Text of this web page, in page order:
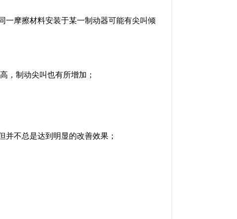
一摩擦材料安装于某一制动器可能有尖叫倾
，制动尖叫也有所增加；
并不总是达到明显的改善效果；